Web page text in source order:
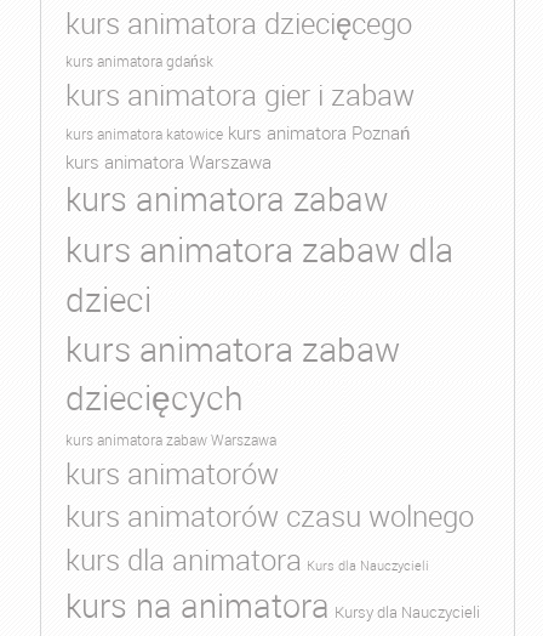
kurs animatora dziecięcego
kurs animatora gdańsk
kurs animatora gier i zabaw
kurs animatora katowice kurs animatora Poznań
kurs animatora Warszawa
kurs animatora zabaw
kurs animatora zabaw dla
dzieci
kurs animatora zabaw
dziecięcych
kurs animatora zabaw Warszawa
kurs animatorów
kurs animatorów czasu wolnego
kurs dla animatora Kurs dla Nauczycieli
kurs na animatora Kursy dla Nauczycieli